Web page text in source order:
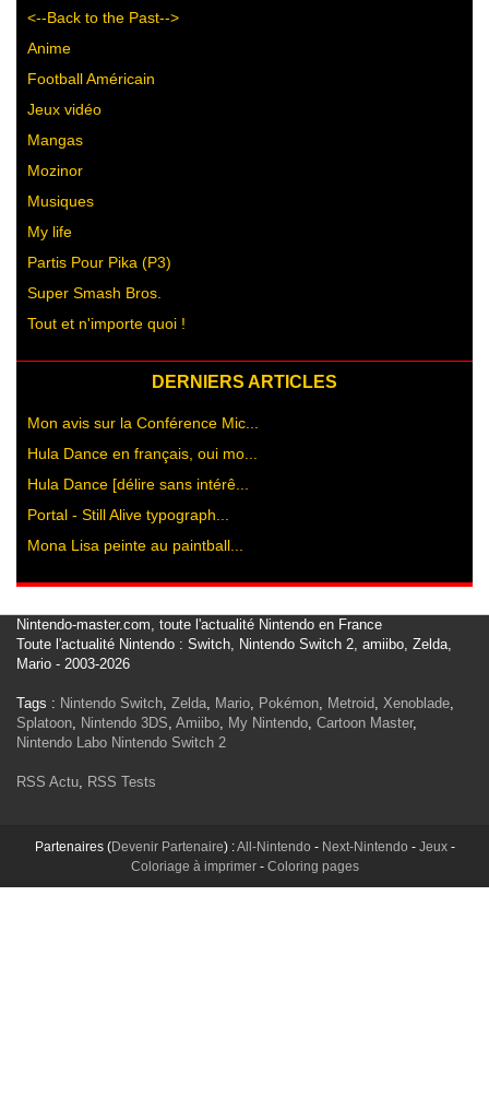
<--Back to the Past-->
Anime
Football Américain
Jeux vidéo
Mangas
Mozinor
Musiques
My life
Partis Pour Pika (P3)
Super Smash Bros.
Tout et n'importe quoi !
DERNIERS ARTICLES
Mon avis sur la Conférence Mic...
Hula Dance en français, oui mo...
Hula Dance [délire sans intérê...
Portal - Still Alive typograph...
Mona Lisa peinte au paintball...
Nintendo-master.com, toute l'actualité Nintendo en France
Toute l'actualité Nintendo : Switch, Nintendo Switch 2, amiibo, Zelda,
Mario - 2003-2026
Tags : Nintendo Switch, Zelda, Mario, Pokémon, Metroid, Xenoblade,
Splatoon, Nintendo 3DS, Amiibo, My Nintendo, Cartoon Master,
Nintendo Labo Nintendo Switch 2
RSS Actu, RSS Tests
Partenaires (Devenir Partenaire) :All-Nintendo - Next-Nintendo - Jeux-
Coloriage à imprimer- Coloring pages